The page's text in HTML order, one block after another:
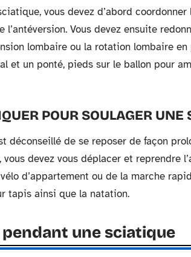
vous devez d’abord
Vous devez ensuite
lombaire ou la rotation lombaire
et un ponté, pieds sur le ballon pour
POUR SOULAGER UNE
déconseillé de se reposer de façon
devez vous déplacer et reprendre
d’appartement ou de la marche
tapis ainsi que la natation.
une sciatique